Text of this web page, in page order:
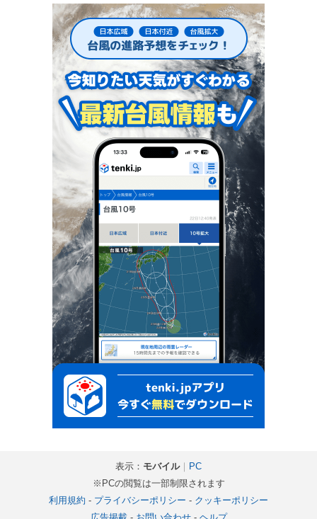
表示： モバイル｜ PC
※PCの閲覧は一部制限されます
利用規約 - プライバシーポリシー - クッキーポリシー